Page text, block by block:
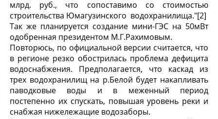
млрд. руб., что сопоставимо со стоимостью
строительства Юмагузинского водохранилища."[2]
Так же планируется создание мини-ГЭС на 50мВт
одобренная президентом М.Г.Рахимовым.
Повторюсь, по официальной версии считается, что
в регионе резко обострилась проблема дефицита
водоснабжения. Предполагается, что каскад из
трех водохранилищ на р.Белой будет накапливать
паводковые воды и в меженный период
постепенно их спускать, повышая уровень реки и
снабжая нижележащие водозаборы.